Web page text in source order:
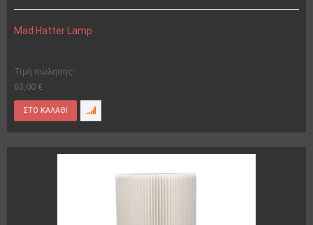
Mad Hatter Lamp
Τιμή πώλησης:
63,00 €